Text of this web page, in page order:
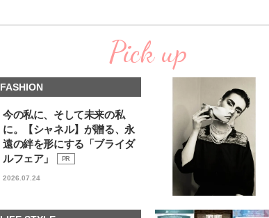
Pick up
FASHION
今の私に、そして未来の私
に。【シャネル】が贈る、永
遠の絆を形にする「ブライダ
ルフェア」
PR
2026.07.24